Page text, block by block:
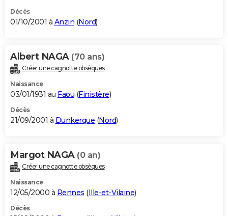
Décès
01/10/2001 à Anzin (Nord)
Albert NAGA (70 ans)
Créer une cagnotte obsèques
Naissance
03/01/1931 au Faou (Finistère)
Décès
21/09/2001 à Dunkerque (Nord)
Margot NAGA (0 an)
Créer une cagnotte obsèques
Naissance
12/05/2000 à Rennes (Ille-et-Vilaine)
Décès